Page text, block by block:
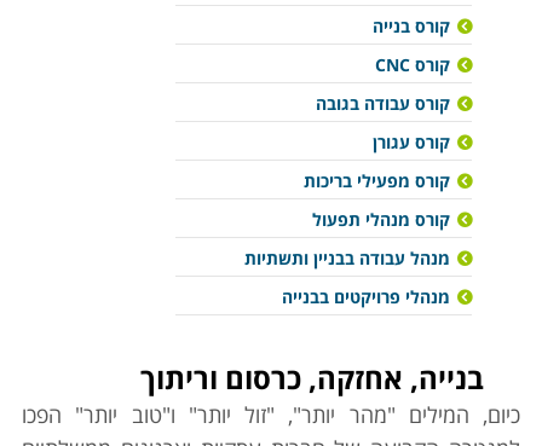
קורס בנייה
קורס CNC
קורס עבודה בגובה
קורס עגורן
קורס מפעילי בריכות
קורס מנהלי תפעול
מנהל עבודה בבניין ותשתיות
מנהלי פרויקטים בבנייה
בנייה, אחזקה, כרסום וריתוך
כיום, המילים "מהר יותר", "זול יותר" ו"טוב יותר" הפכו